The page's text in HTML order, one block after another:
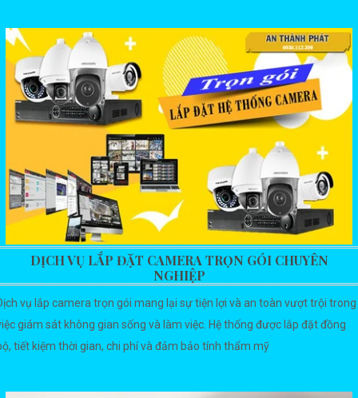
DỊCH VỤ LẮP ĐẶT CAMERA TRỌN GÓI CHUYÊN
NGHIỆP
vụ lắp camera trọn gói mang lại sự tiện lợi và an toàn vượt trội trong
giám sát không gian sống và làm việc. Hệ thống được lắp đặt đồng
tiết kiệm thời gian, chi phí và đảm bảo tính thẩm mỹ